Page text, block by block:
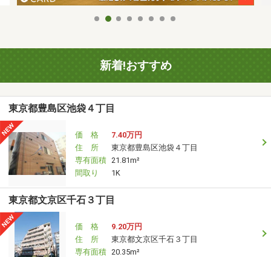
新着!おすすめ
東京都豊島区池袋４丁目
価 格
7.40万円
住 所
東京都豊島区池袋４丁目
専有面積 21.81m²
間取り
1K
東京都文京区千石３丁目
価 格
9.20万円
住 所
東京都文京区千石３丁目
専有面積 20.35m²